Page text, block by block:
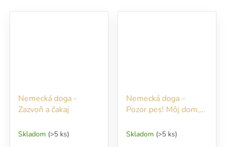
Nemecká doga -
Zazvoň a čakaj
Skladom (>5 ks)
Nemecká doga –
Pozor pes! Môj dom,
Skladom (>5 ks)